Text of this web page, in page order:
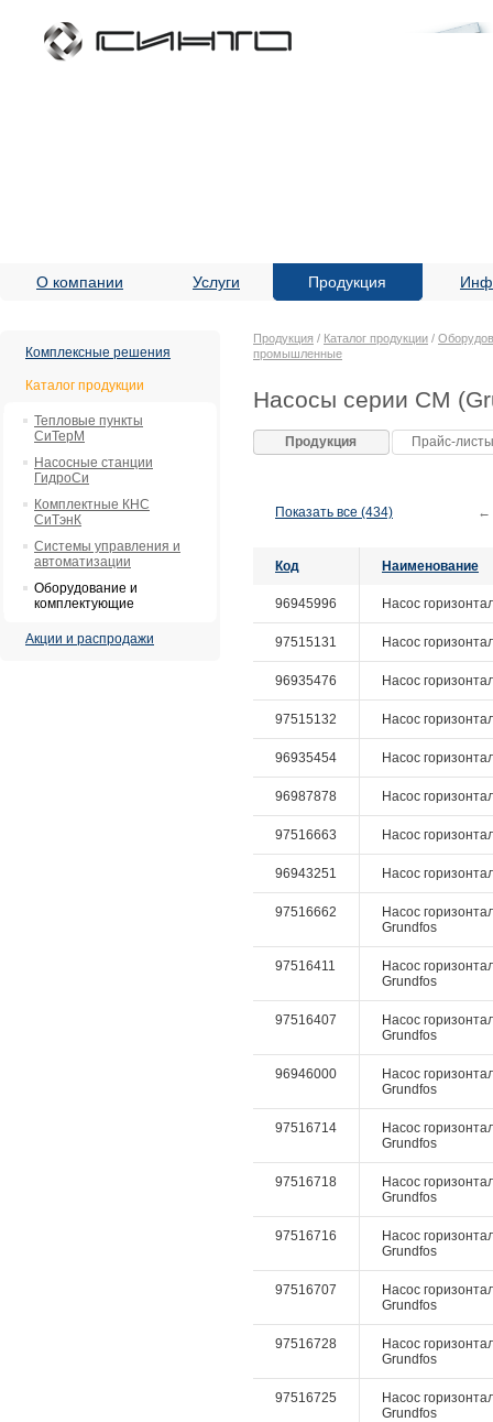
О компании Услуги Продукция
Комплексные решения
Каталог продукции
Тепловые пункты
СиТерМ
Насосные станции
ГидроСи
Комплектные КНС
СиТэнК
Системы управления и
автоматизации
Оборудование и
комплектующие
Акции и распродажи
Продукция / Каталог продукции /
промышленные
Насосы серии CM
Продукция Прайс-
Показать все (434) ←
Код Наименование
96945996 Насос
97515131 Насос
96935476 Насос
97515132 Насос
96935454 Насос
96987878 Насос
97516663 Насос
96943251 Насос
97516662
Насос
Grundfos
97516411
Насос
Grundfos
97516407
Насос
Grundfos
96946000
Насос
Grundfos
97516714
Насос
Grundfos
97516718
Насос
Grundfos
97516716
Насос
Grundfos
97516707
Насос
Grundfos
97516728
Насос
Grundfos
97516725
Насос
Grundfos